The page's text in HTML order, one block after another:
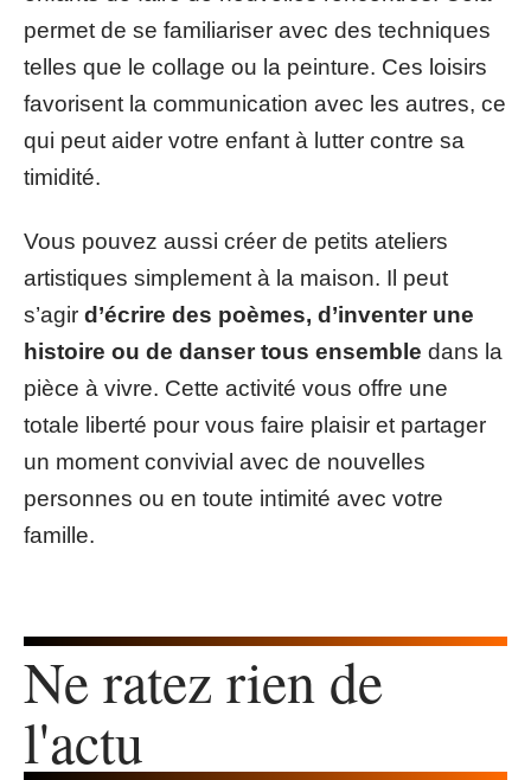
permet de se familiariser avec des techniques
telles que le collage ou la peinture. Ces loisirs
favorisent la communication avec les autres, ce
qui peut aider votre enfant à lutter contre sa
timidité.
Vous pouvez aussi créer de petits ateliers
artistiques simplement à la maison. Il peut
s’agir d’écrire des poèmes, d’inventer une
histoire ou de danser tous ensemble dans la
pièce à vivre. Cette activité vous offre une
totale liberté pour vous faire plaisir et partager
un moment convivial avec de nouvelles
personnes ou en toute intimité avec votre
famille.
Ne ratez rien de
l'actu